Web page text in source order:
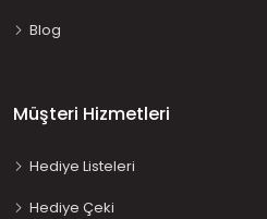
Blog
Müşteri Hizmetleri
Hediye Listeleri
Hediye Çeki